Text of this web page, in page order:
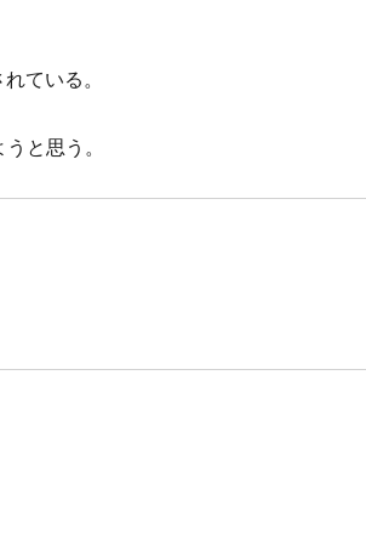
ている。
と思う。